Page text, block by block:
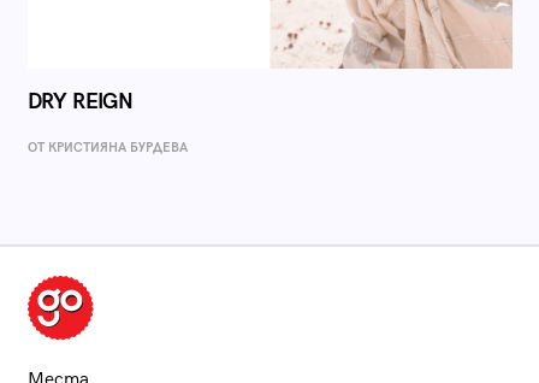
DRY REIGN
ОТ КРИСТИЯНА БУРДЕВА